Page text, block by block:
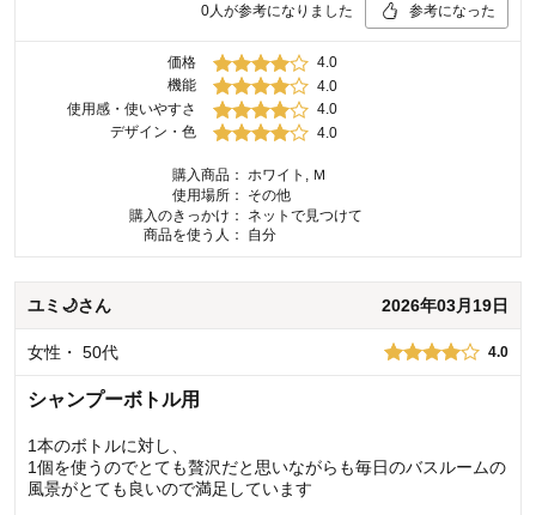
0人が参考になりました 参考になった
価格
4.0
機能
4.0
使用感・使いやすさ
4.0
デザイン・色
4.0
購入商品： ホワイト, Ｍ
使用場所：
その他
購入のきっかけ：
ネットで見つけて
商品を使う人：
自分
ユミ🌙さん 2026年03月19日
女性 ・ 50代 4.0
シャンプーボトル用
1本のボトルに対し、
1個を使うのでとても贅沢だと思いながらも毎日のバスルームの
風景がとても良いので満足しています